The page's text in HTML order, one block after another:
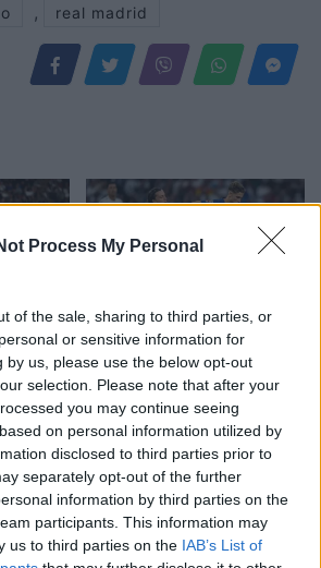
Process My Personal
of the sale, sharing to third parties, or
or sensitive information for
by us, please use the below opt-out
selection. Please note that after your
you may continue seeing
on personal information utilized by
disclosed to third parties prior to
separately opt-out of the further
information by third parties on the
participants. This information may
us to third parties on the IAB’s List of
, real madrid
në
Stambolli do të presë për
herë të parë në histori
Superkupën e Spanjës